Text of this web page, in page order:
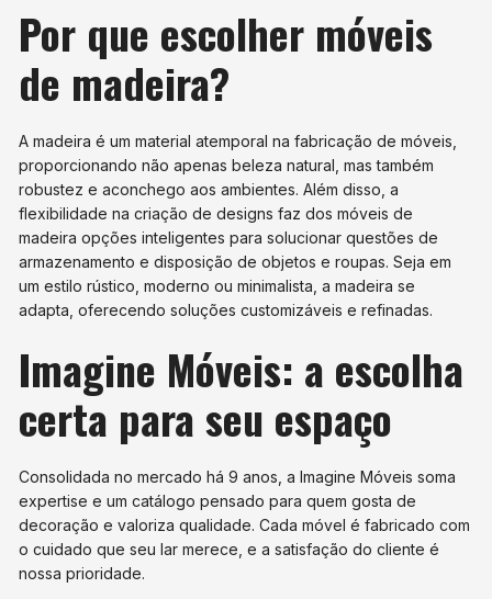
Por que escolher móveis
de madeira?
A madeira é um material atemporal na fabricação de móveis,
proporcionando não apenas beleza natural, mas também
robustez e aconchego aos ambientes. Além disso, a
flexibilidade na criação de designs faz dos móveis de
madeira opções inteligentes para solucionar questões de
armazenamento e disposição de objetos e roupas. Seja em
um estilo rústico, moderno ou minimalista, a madeira se
adapta, oferecendo soluções customizáveis e refinadas.
Imagine Móveis: a escolha
certa para seu espaço
Consolidada no mercado há 9 anos, a Imagine Móveis soma
expertise e um catálogo pensado para quem gosta de
decoração e valoriza qualidade. Cada móvel é fabricado com
o cuidado que seu lar merece, e a satisfação do cliente é
nossa prioridade.